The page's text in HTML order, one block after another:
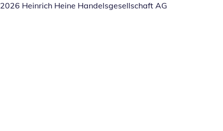
2026 Heinrich Heine Handelsgesellschaft AG